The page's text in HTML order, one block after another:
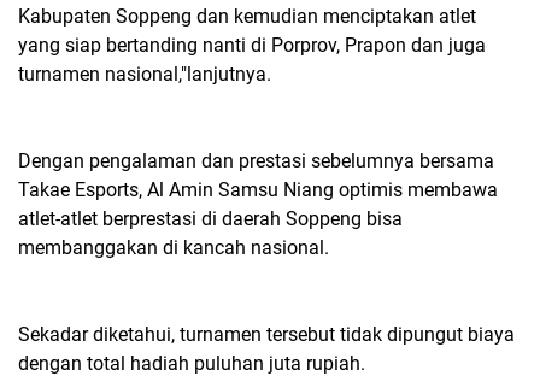
Kabupaten Soppeng dan kemudian menciptakan atlet
yang siap bertanding nanti di Porprov, Prapon dan juga
turnamen nasional,"lanjutnya.
Dengan pengalaman dan prestasi sebelumnya bersama
Takae Esports, Al Amin Samsu Niang optimis membawa
atlet-atlet berprestasi di daerah Soppeng bisa
membanggakan di kancah nasional.
Sekadar diketahui, turnamen tersebut tidak dipungut biaya
dengan total hadiah puluhan juta rupiah.